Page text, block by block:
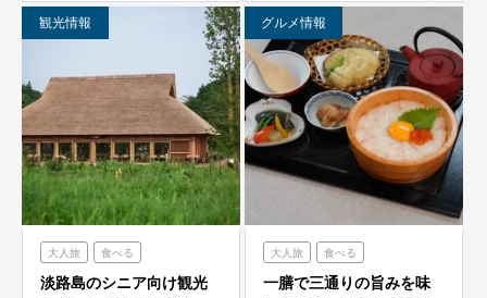
シェフガーデン
クラフトサーカス
ニジゲンノモリ
観光情報
大人旅 食べる
フレンチの森 古酒の舎
淡路島のシニア向け観光
グルメ情報
大人旅 食べる
海神人の食卓
一膳で三通りの旨みを味